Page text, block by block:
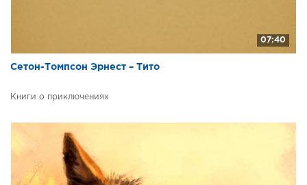
07:40
Сетон-Томпсон Эрнест – Тито
Книги о приключениях